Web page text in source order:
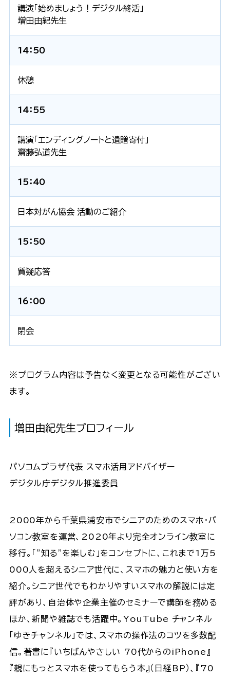
講演「始めましょう！デジタル終活」
増田由紀先生
14：50
休憩
14：55
講演「エンディングノートと遺贈寄付」
齋藤弘道先生
15：40
日本対がん協会 活動のご紹介
15：50
質疑応答
16：00
閉会
※プログラム内容は予告なく変更となる可能性がござい
ます。
増田由紀先生プロフィール
パソコムプラザ代表 スマホ活用アドバイザー
デジタル庁デジタル推進委員
2000年から千葉県浦安市でシニアのためのスマホ・パ
ソコン教室を運営、2020年より完全オンライン教室に
移行。「”知る”を楽しむ」をコンセプトに、これまで1万5
000人を超えるシニア世代に、スマホの魅力と使い方を
紹介。シニア世代でもわかりやすいスマホの解説には定
評があり、自治体や企業主催のセミナーで講師を務める
ほか、新聞や雑誌でも活躍中。YouTube チャンネル
「ゆきチャンネル」では、スマホの操作法のコツを多数配
信。著書に『いちばんやさしい 70代からのiPhone』
『親にもっとスマホを使ってもらう本』（日経BP）、『70